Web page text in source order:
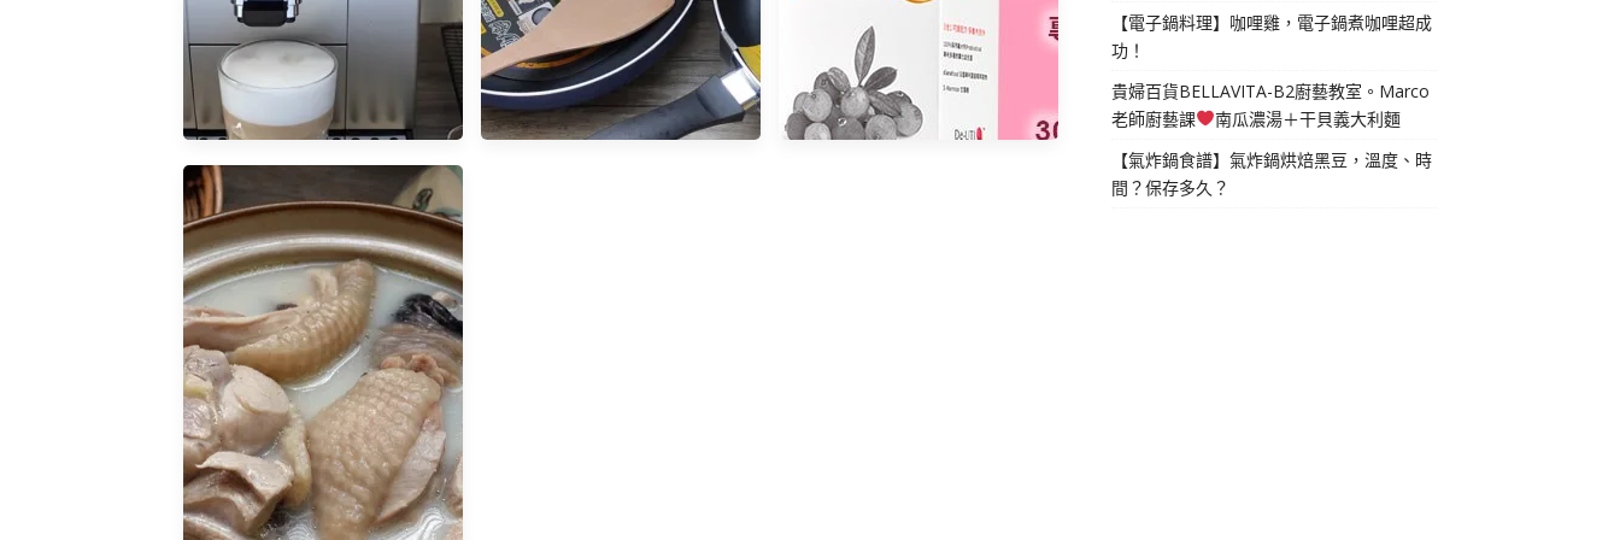
【開箱文】De’Longhi ECAM
220.22.SB 全自動義式咖啡機，
簡單上手，享受美好生活！
(Magnifica Start系列)
【電子鍋料理】咖哩雞，電子鍋煮咖哩超成
功！
貴婦百貨BELLAVITA-B2廚藝教室。Marco
老師廚藝課
南瓜濃湯＋干貝義大利麵
【氣炸鍋食譜】氣炸鍋烘焙黑豆，溫度、時
間？保存多久？